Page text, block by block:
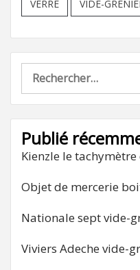
VERRE VIDE-
Rechercher :
Publié
Kienzle le
Objet de mercerie
Nationale sept vide-
Viviers Adeche vide-